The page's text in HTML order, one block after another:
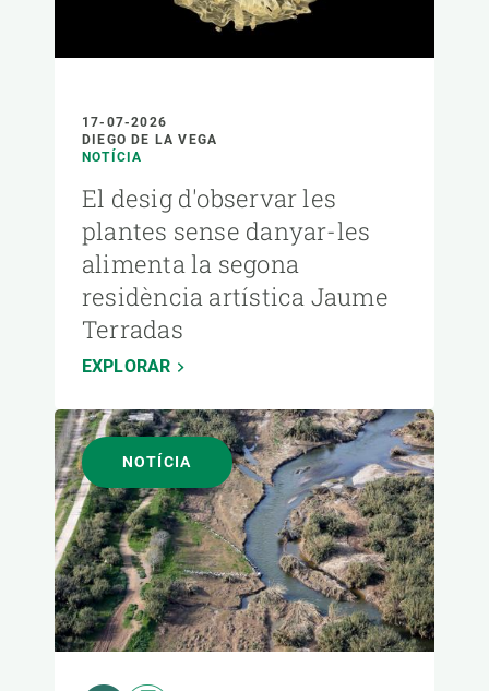
17-07-2026
DIEGO DE LA VEGA
NOTÍCIA
El desig d'observar les
plantes sense danyar-les
alimenta la segona
residència artística Jaume
Terradas
EXPLORAR
NOTÍCIA